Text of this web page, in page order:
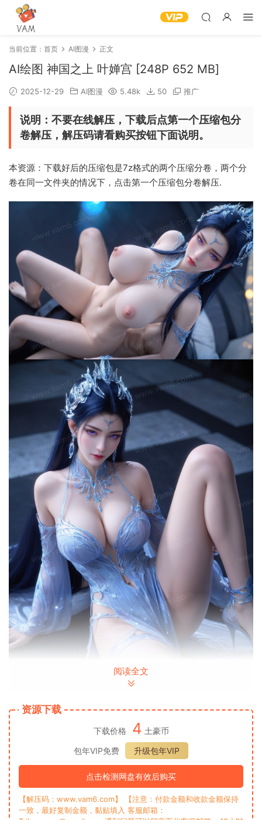
当前位置： 首页 AI图漫 正文
AI绘图 神国之上 叶婵宫 [248P 652 MB]
2025-12-29 AI图漫 5.48k 50 推广
说明：不要在线解压，下载后点第一个压缩包分
卷解压，解压码请看购买按钮下面说明。
本资源：下载好后的压缩包是7z格式的两个压缩分卷，两个分
卷在同一文件夹的情况下，点击第一个压缩包分卷解压.
阅读全文
资源下载
下载价格 4 土豪币
包年VIP免费
升级包年VIP
点击检测网盘有效后购买
【解压码：www.vam6.com】 【注意：付款金额和收款金额保持
一致，最好复制金额，黏贴填入 客服邮箱：